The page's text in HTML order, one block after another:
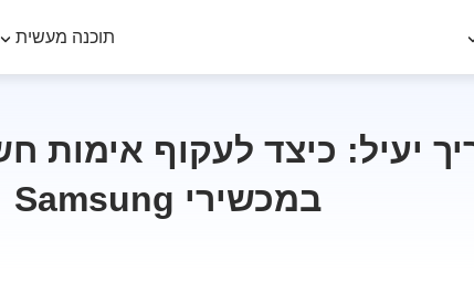
תוכנה מעשית
במכשירי Samsung